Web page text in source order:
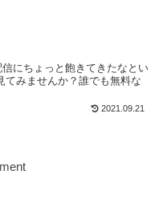
にちょっと飽きてきたなとい
みませんか？誰でも無料な
2021.09.21